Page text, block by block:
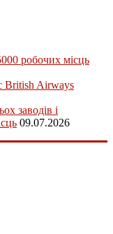
робочих місць
British Airways
заводів і
09.07.2026